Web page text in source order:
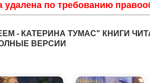
по требованию
- КАТЕРИНА ТУМАС" КНИГИ
ВЕРСИИ